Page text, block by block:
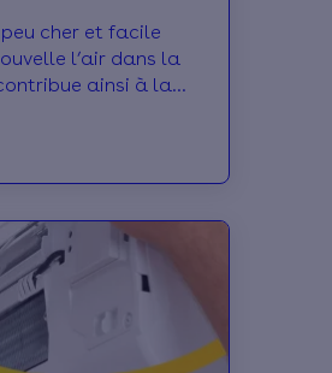
peu cher et facile
l’air dans la
ainsi à la